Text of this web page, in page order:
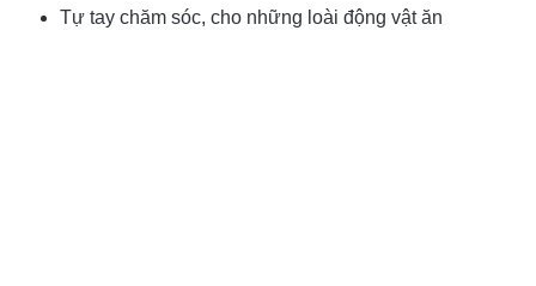
Tự tay chăm sóc, cho những loài động vật ăn